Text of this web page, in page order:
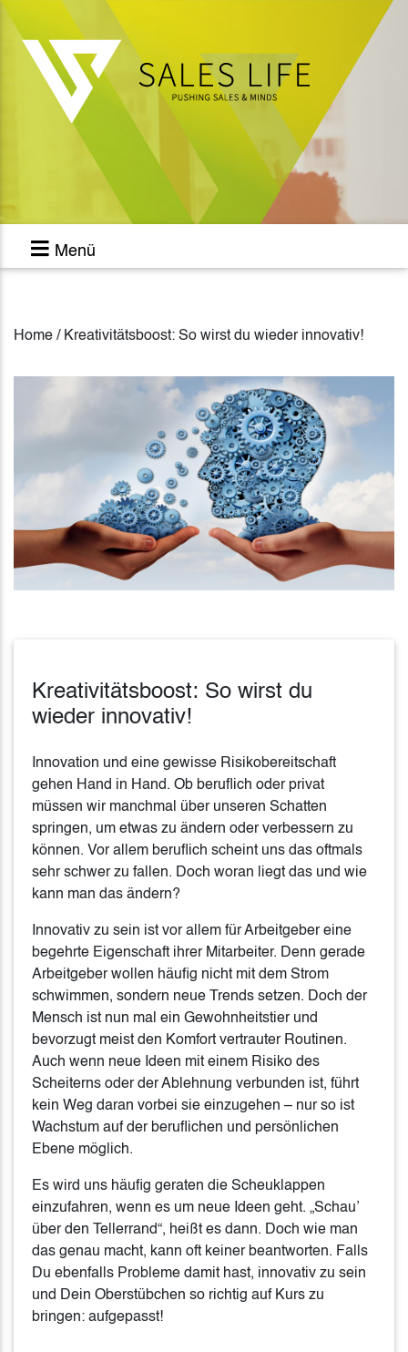
Menü
Home / Kreativitätsboost: So wirst du wieder innovativ!
Kreativitätsboost: So wirst du
wieder innovativ!
Innovation und eine gewisse Risikobereitschaft
gehen Hand in Hand. Ob beruflich oder privat
müssen wir manchmal über unseren Schatten
springen, um etwas zu ändern oder verbessern zu
können. Vor allem beruflich scheint uns das oftmals
sehr schwer zu fallen. Doch woran liegt das und wie
kann man das ändern?
Innovativ zu sein ist vor allem für Arbeitgeber eine
begehrte Eigenschaft ihrer Mitarbeiter. Denn gerade
Arbeitgeber wollen häufig nicht mit dem Strom
schwimmen, sondern neue Trends setzen. Doch der
Mensch ist nun mal ein Gewohnheitstier und
bevorzugt meist den Komfort vertrauter Routinen.
Auch wenn neue Ideen mit einem Risiko des
Scheiterns oder der Ablehnung verbunden ist, führt
kein Weg daran vorbei sie einzugehen – nur so ist
Wachstum auf der beruflichen und persönlichen
Ebene möglich.
Es wird uns häufig geraten die Scheuklappen
einzufahren, wenn es um neue Ideen geht. „Schau’
über den Tellerrand“, heißt es dann. Doch wie man
das genau macht, kann oft keiner beantworten. Falls
Du ebenfalls Probleme damit hast, innovativ zu sein
und Dein Oberstübchen so richtig auf Kurs zu
bringen: aufgepasst!